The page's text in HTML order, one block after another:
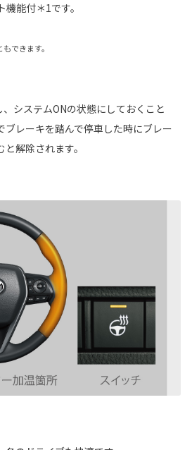
能付＊1です。
できます。
、システムONの状態にしておくこと
ブレーキを踏んで停車した時にブレー
解除されます。